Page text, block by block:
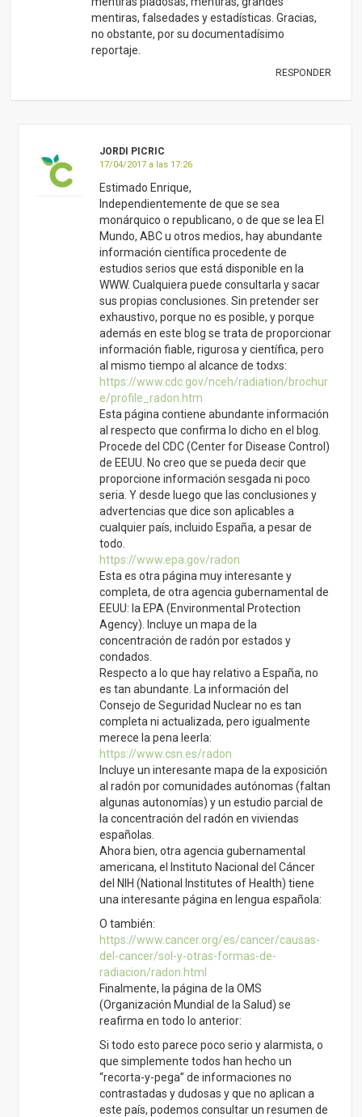
mentiras, falsedades y estadísticas. Gracias,
no obstante, por su documentadísimo
reportaje.
RESPONDER
JORDI PICRIC
17/04/2017 a las 17:26
Estimado Enrique,
Independientemente de que se sea
monárquico o republicano, o de que se lea El
Mundo, ABC u otros medios, hay abundante
información científica procedente de
estudios serios que está disponible en la
WWW. Cualquiera puede consultarla y sacar
sus propias conclusiones. Sin pretender ser
exhaustivo, porque no es posible, y porque
además en este blog se trata de proporcionar
información fiable, rigurosa y científica, pero
al mismo tiempo al alcance de todxs:
https://www.cdc.gov/nceh/radiation/brochur
e/profile_radon.htm
Esta página contiene abundante información
al respecto que confirma lo dicho en el blog.
Procede del CDC (Center for Disease Control)
de EEUU. No creo que se pueda decir que
proporcione información sesgada ni poco
seria. Y desde luego que las conclusiones y
advertencias que dice son aplicables a
cualquier país, incluido España, a pesar de
todo.
https://www.epa.gov/radon
Esta es otra página muy interesante y
completa, de otra agencia gubernamental de
EEUU: la EPA (Environmental Protection
Agency). Incluye un mapa de la
concentración de radón por estados y
condados.
Respecto a lo que hay relativo a España, no
es tan abundante. La información del
Consejo de Seguridad Nuclear no es tan
completa ni actualizada, pero igualmente
merece la pena leerla:
https://www.csn.es/radon
Incluye un interesante mapa de la exposición
al radón por comunidades autónomas (faltan
algunas autonomías) y un estudio parcial de
la concentración del radón en viviendas
españolas.
Ahora bien, otra agencia gubernamental
americana, el Instituto Nacional del Cáncer
del NIH (National Institutes of Health) tiene
una interesante página en lengua española:
O también:
https://www.cancer.org/es/cancer/causas-
del-cancer/sol-y-otras-formas-de-
radiacion/radon.html
Finalmente, la página de la OMS
(Organización Mundial de la Salud) se
reafirma en todo lo anterior:
Si todo esto parece poco serio y alarmista, o
que simplemente todos han hecho un
“recorta-y-pega” de informaciones no
contrastadas y dudosas y que no aplican a
este país, podemos consultar un resumen de